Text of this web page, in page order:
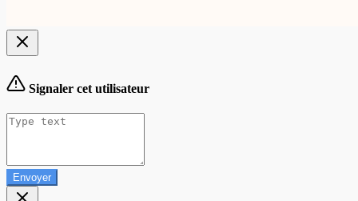
Signaler cet utilisateur
Envoyer